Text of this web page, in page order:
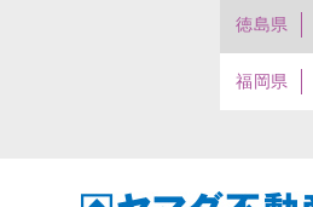
徳島県
福岡県